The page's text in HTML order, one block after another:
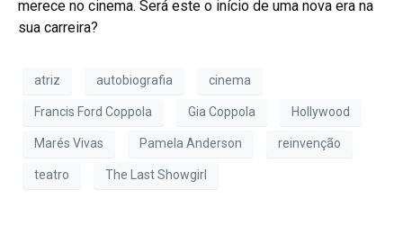
merece no cinema. Será este o início de uma nova era na
sua carreira?
atriz autobiografia cinema
Francis Ford Coppola Gia Coppola Hollywood
Marés Vivas Pamela Anderson reinvenção
teatro The Last Showgirl